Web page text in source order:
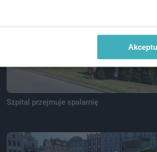
Szpital przejmuje spalarnię